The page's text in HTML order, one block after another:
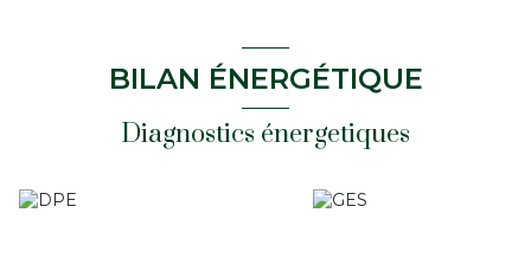
BILAN ÉNERGÉTIQUE
Diagnostics énergetiques